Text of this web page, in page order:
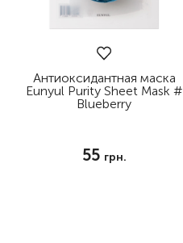
Антиоксидантная маска
Eunyul Purity Sheet Mask #
Blueberry
55 грн.